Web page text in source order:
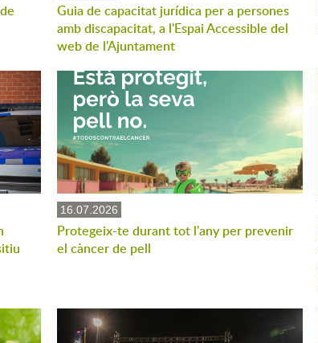
Guia de capacitat jurídica per a persones
amb discapacitat, a l'Espai Accessible del
web de l'Ajuntament
16.07.2026
Protegeix-te durant tot l'any per prevenir
el càncer de pell